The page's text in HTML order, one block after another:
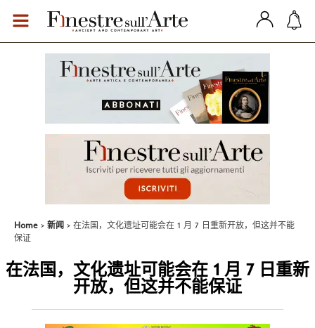
Home 新闻
在法国，文化遗址可能会在 1 月 7 日重新开放，但这并不能
保证
在法国，文化遗址可能会在 1 月 7 日重新
开放，但这并不能保证